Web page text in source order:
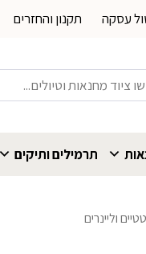
עסקה תקנון והחזרים
תרמילים ותיקים
וליינרים